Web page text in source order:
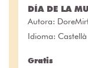
DÍA DE LA
Autora:
Idioma: Castellà
Gratis